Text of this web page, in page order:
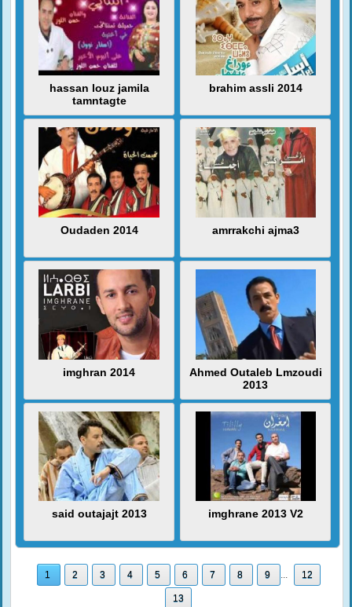
hassan louz jamila
tamntagte
brahim assli 2014
Oudaden 2014 amrrakchi ajma3
imghran 2014
Ahmed Outaleb Lmzoudi
2013
said outajajt 2013 imghrane 2013 V2
1 2 3 4 5 6 7 8 9 12
13